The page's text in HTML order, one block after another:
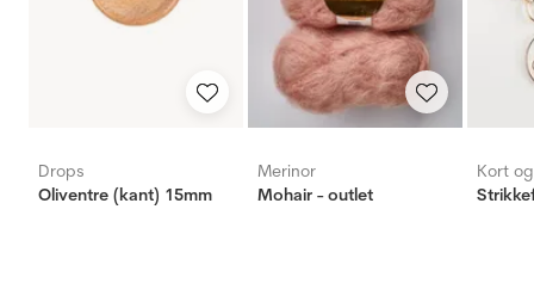
Drops
Oliventre (kant) 15mm
Merinor
Mohair - outlet
Kort